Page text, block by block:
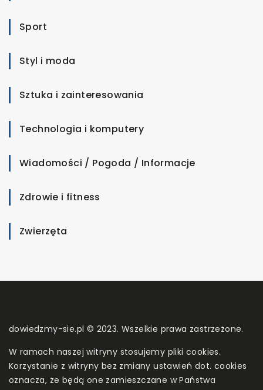
Sport
Styl i moda
Sztuka i zainteresowania
Technologia i komputery
Wiadomości / Pogoda / Informacje
Zdrowie i fitness
Zwierzęta
dowiedzmy-sie.pl © 2023. Wszelkie prawa zastrzeżone.
W ramach naszej witryny stosujemy pliki cookies.
Korzystanie z witryny bez zmiany ustawień dot. cookies
oznacza, że będą one zamieszczane w Państwa